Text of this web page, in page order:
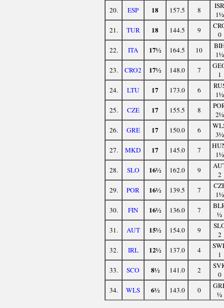
20.
ESP 18 157.5 8
ISR
1½
21.
TUR 18 144.5 9
0
22.
ITA 17½ 164.5 10
1½
23.
CRO2 17½ 148.0 7
1
24.
LTU 17 173.0 6
1½
25.
CZE 17 155.5 8
2½
26.
GRE 17 150.0 6
3½
27.
MKD 17 145.0 7
1½
28.
SLO 16½ 162.0 9
2
29.
POR 16½ 139.5 7
1½
30.
FIN 16½ 136.0 7
½
31.
AUT 15½ 154.0 9
2
32.
IRL 12½ 137.0 4
1
33.
SCO 8½ 141.0 2
0
34.
WLS 6½ 143.0 0
½